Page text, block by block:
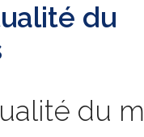
du
du